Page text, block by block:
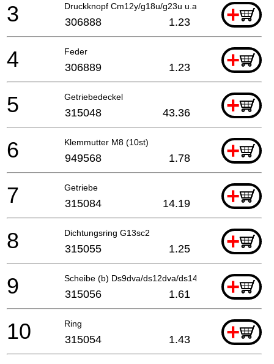
Druckknopf Cm12y/g18u/g23u u.a G18u2/g23u2,
+
3 306888 1.23
Feder +
4 306889 1.23
Getriebedeckel +
5 315048 43.36
Klemmutter M8 (10st) +
6 949568 1.78
Getriebe +
7 315084 14.19
Dichtungsring G13sc2 +
8 315055 1.25
Scheibe (b) Ds9dva/ds12dva/ds14dv Ds14dva/
+
9 315056 1.61
Ring +
10 315054 1.43